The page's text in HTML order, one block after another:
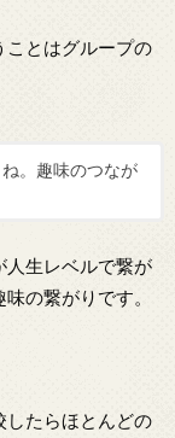
ことはグループの
。趣味のつなが
人生レベルで繋が
の繋がりです。
したらほとんどの